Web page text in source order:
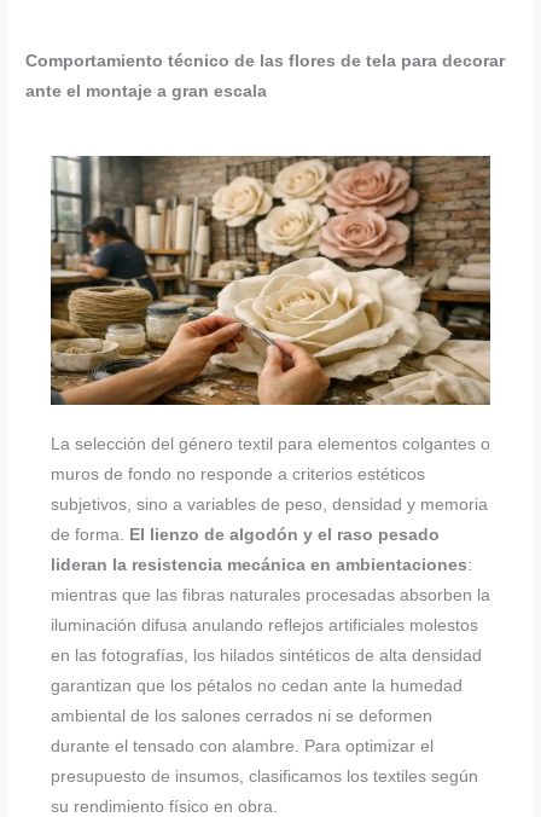
Comportamiento técnico de las flores de tela para decorar
ante el montaje a gran escala
La selección del género textil para elementos colgantes o
muros de fondo no responde a criterios estéticos
subjetivos, sino a variables de peso, densidad y memoria
de forma.
El lienzo de algodón y el raso pesado
lideran la resistencia mecánica en ambientaciones:
mientras que las fibras naturales procesadas absorben la
iluminación difusa anulando reflejos artificiales molestos
en las fotografías, los hilados sintéticos de alta densidad
garantizan que los pétalos no cedan ante la humedad
ambiental de los salones cerrados ni se deformen
durante el tensado con alambre. Para optimizar el
presupuesto de insumos, clasificamos los textiles según
su rendimiento físico en obra.